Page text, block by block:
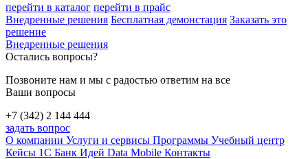
перейти в каталог перейти в прайс
Внедренные решения Бесплатная демонстация Заказать это
решение
Внедренные решения
Остались вопросы?
Позвоните нам и мы с радостью ответим на все
Ваши вопросы
+7 (342) 2 144 444
задать вопрос
О компании Услуги и сервисы Программы Учебный центр
Кейсы 1С Банк Идей Data Mobile Контакты